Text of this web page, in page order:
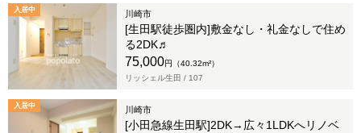
入居中 川崎市
[生田駅徒歩圏内]敷金なし・礼金なしで住め
る2DK♬
75,000円（40.32m²）
リッシェル生田 / 107
入居中 川崎市
[小田急線生田駅]2DK→広々1LDKへリノベ